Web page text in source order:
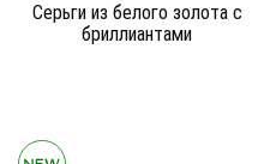
Серьги из белого золота c
бриллиантами